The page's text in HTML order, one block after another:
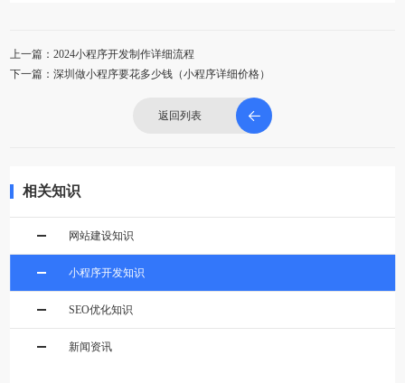
相关知识
网站建设知识
小程序开发知识
SEO优化知识
新闻资讯
上一篇：2024小程序开发制作详细流程
下一篇：深圳做小程序要花多少钱（小程序详细价格）
返回列表